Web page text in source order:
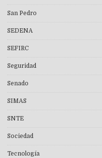
San Pedro
SEDENA
SEFIRC
Seguridad
Senado
SIMAS
SNTE
Sociedad
Tecnología